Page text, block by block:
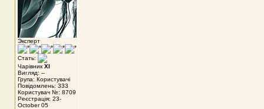
Эксперт
Стать:
Чарівник XI
Вигляд: --
Група: Користувачі
Повідомлень: 333
Користувач №: 8709
Реєстрація: 23-
October 05